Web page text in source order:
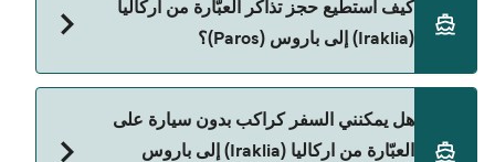
اركاليا (Iraklia) إلى باروس (Paros).
كيف أستطيع حجز تذاكر العبّارة من اركاليا
(Iraklia) إلى باروس (Paros)؟
صفحة العروض لمعرفة أحدث التخفيضات.
هل يمكنني السفر كراكب بدون سيارة على
العبّارة من اركاليا (Iraklia) إلى باروس